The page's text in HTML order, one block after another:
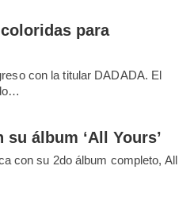
para
con la titular DADADA. El
su álbum ‘All Yours’
con su 2do álbum completo, All